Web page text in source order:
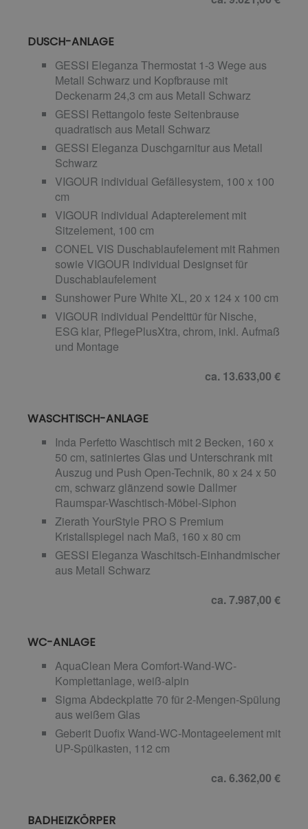
DUSCH-ANLAGE
GESSI Eleganza Thermostat 1-3 Wege aus
Metall Schwarz und Kopfbrause mit
Deckenarm 24,3 cm aus Metall Schwarz
GESSI Rettangolo feste Seitenbrause
quadratisch aus Metall Schwarz
GESSI Eleganza Duschgarnitur aus Metall
Schwarz
VIGOUR individual Gefällesystem, 100 x 100
cm
VIGOUR individual Adapterelement mit
Sitzelement, 100 cm
CONEL VIS Duschablaufelement mit Rahmen
sowie VIGOUR individual Designset für
Duschablaufelement
Sunshower Pure White XL, 20 x 124 x 100 cm
VIGOUR individual Pendelttür für Nische,
ESG klar, PflegePlusXtra, chrom, inkl. Aufmaß
und Montage
ca. 13.633,00 €
WASCHTISCH-ANLAGE
Inda Perfetto Waschtisch mit 2 Becken, 160 x
50 cm, satiniertes Glas und Unterschrank mit
Auszug und Push Open-Technik, 80 x 24 x 50
cm, schwarz glänzend sowie Dallmer
Raumspar-Waschtisch-Möbel-Siphon
Zierath YourStyle PRO S Premium
Kristallspiegel nach Maß, 160 x 80 cm
GESSI Eleganza Waschitsch-Einhandmischer
aus Metall Schwarz
ca. 7.987,00 €
WC-ANLAGE
AquaClean Mera Comfort-Wand-WC-
Komplettanlage, weiß-alpin
Sigma Abdeckplatte 70 für 2-Mengen-Spülung
aus weißem Glas
Geberit Duofix Wand-WC-Montageelement mit
UP-Spülkasten, 112 cm
ca. 6.362,00 €
BADHEIZKÖRPER